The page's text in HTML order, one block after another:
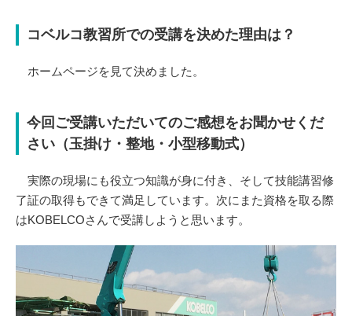
コベルコ教習所での受講を決めた理由は？
ホームページを見て決めました。
今回ご受講いただいてのご感想をお聞かせくだ
さい（玉掛け・整地・小型移動式）
実際の現場にも役立つ知識が身に付き、そして技能講習修
了証の取得もできて満足しています。次にまた資格を取る際
はKOBELCOさんで受講しようと思います。